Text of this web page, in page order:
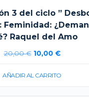
3 del ciclo ”
Feminidad:
Raquel del Amo
20,00€ El
precio
original
10,00 €El
precio
actual
AÑADIR AL CARRITO